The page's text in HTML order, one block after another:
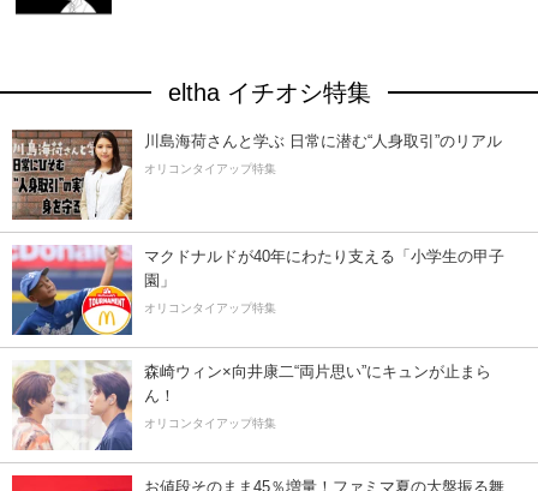
eltha イチオシ特集
川島海荷さんと学ぶ 日常に潜む“人身取引”のリアル
オリコンタイアップ特集
マクドナルドが40年にわたり支える「小学生の甲子
園」
オリコンタイアップ特集
森崎ウィン×向井康二“両片思い”にキュンが止まら
ん！
オリコンタイアップ特集
お値段そのまま45％増量！ファミマ夏の大盤振る舞